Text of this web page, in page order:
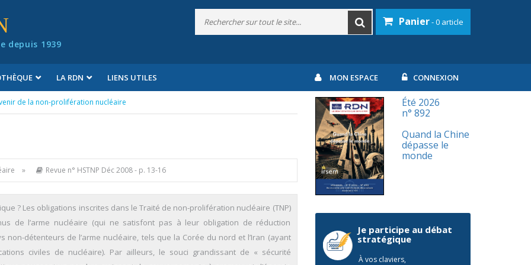
depuis 1939
Panier- 0 article
LA RDN LIENS UTILES MON ESPACE CONNEXION
de la non-prolifération nucléaire
» Revue n° HSTNP Déc 2008- p. 13-16
? Les obligations inscrites dans le Traité de non-prolifération nucléaire (TNP)
de l’arme nucléaire (qui ne satisfont pas à leur obligation de réduction
détenteurs de l’arme nucléaire, tels que la Corée du nord et l’Iran (ayant
civiles de nucléaire). Par ailleurs, le souci grandissant de « sécurité
Été 2026
n° 892
Quand la Chine
dépasse le
monde
Je participe au débat
stratégique
À vos claviers,